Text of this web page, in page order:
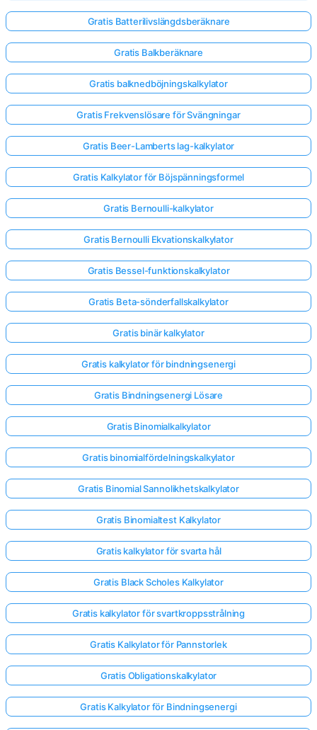
Gratis Batterilivslängdsberäknare
Gratis Balkberäknare
Gratis balknedböjningskalkylator
Gratis Frekvenslösare för Svängningar
Gratis Beer-Lamberts lag-kalkylator
Gratis Kalkylator för Böjspänningsformel
Gratis Bernoulli-kalkylator
Gratis Bernoulli Ekvationskalkylator
Gratis Bessel-funktionskalkylator
Gratis Beta-sönderfallskalkylator
Gratis binär kalkylator
Gratis kalkylator för bindningsenergi
Gratis Bindningsenergi Lösare
Gratis Binomialkalkylator
Gratis binomialfördelningskalkylator
Gratis Binomial Sannolikhetskalkylator
Gratis Binomialtest Kalkylator
Gratis kalkylator för svarta hål
Gratis Black Scholes Kalkylator
Gratis kalkylator för svartkroppsstrålning
Gratis Kalkylator för Pannstorlek
Gratis Obligationskalkylator
Gratis Kalkylator för Bindningsenergi